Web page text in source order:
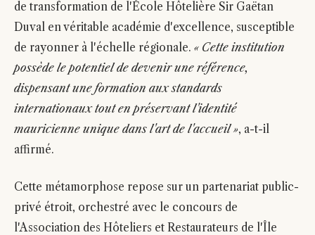
de transformation de l'École Hôtelière Sir Gaëtan
Duval en véritable académie d'excellence, susceptible
de rayonner à l'échelle régionale. « Cette institution
possède le potentiel de devenir une référence,
dispensant une formation aux standards
internationaux tout en préservant l'identité
mauricienne unique dans l'art de l'accueil », a-t-il
affirmé.
Cette métamorphose repose sur un partenariat public-
privé étroit, orchestré avec le concours de
l'Association des Hôteliers et Restaurateurs de l'Île